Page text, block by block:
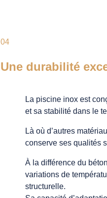
04
Une durabilité
La piscine inox est
et sa stabilité dans le
Là où d’autres
conserve ses qualités
À la différence du
variations de
structurelle.